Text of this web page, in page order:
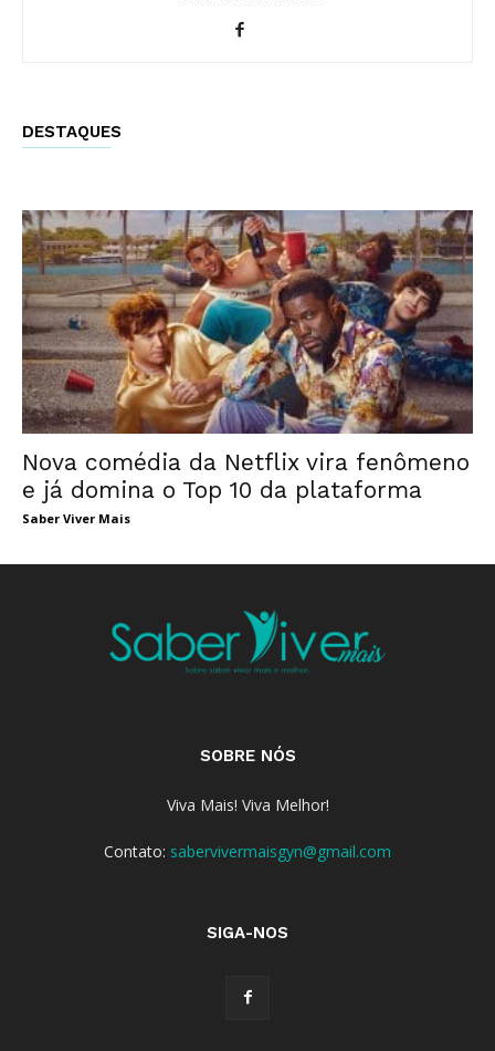
DESTAQUES
Nova comédia da Netflix vira fenômeno
e já domina o Top 10 da plataforma
Saber Viver Mais
SOBRE NÓS
Viva Mais! Viva Melhor!
Contato: sabervivermaisgyn@gmail.com
SIGA-NOS